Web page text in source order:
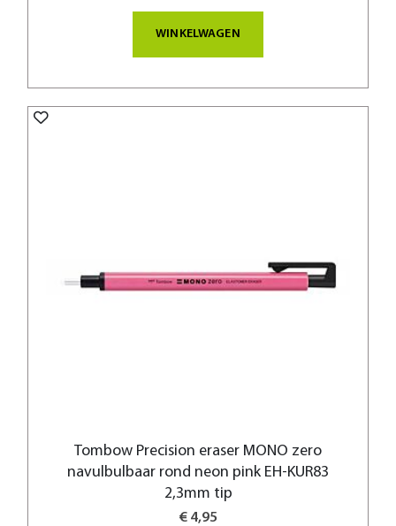
WINKELWAGEN
Tombow Precision eraser MONO zero
navulbulbaar rond neon pink EH-KUR83
2,3mm tip
€ 4,95